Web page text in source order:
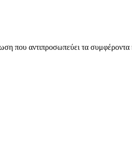
που αντιπροσωπεύει τα